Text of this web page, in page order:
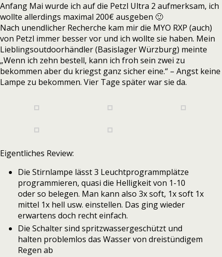
Anfang Mai wurde ich auf die Petzl Ultra 2 aufmerksam, ich
wollte allerdings maximal 200€ ausgeben 🙂
Nach unendlicher Recherche kam mir die MYO RXP (auch)
von Petzl immer besser vor und ich wollte sie haben. Mein
Lieblingsoutdoorhändler (Basislager Würzburg) meinte
„Wenn ich zehn bestell, kann ich froh sein zwei zu
bekommen aber du kriegst ganz sicher eine.“ – Angst keine
Lampe zu bekommen. Vier Tage später war sie da.
Eigentliches Review:
Die Stirnlampe lässt 3 Leuchtprogrammplätze
programmieren, quasi die Helligkeit von 1-10
oder so belegen. Man kann also 3x soft, 1x soft 1x
mittel 1x hell usw. einstellen. Das ging wieder
erwartens doch recht einfach.
Die Schalter sind spritzwassergeschützt und
halten problemlos das Wasser von dreistündigem
Regen ab